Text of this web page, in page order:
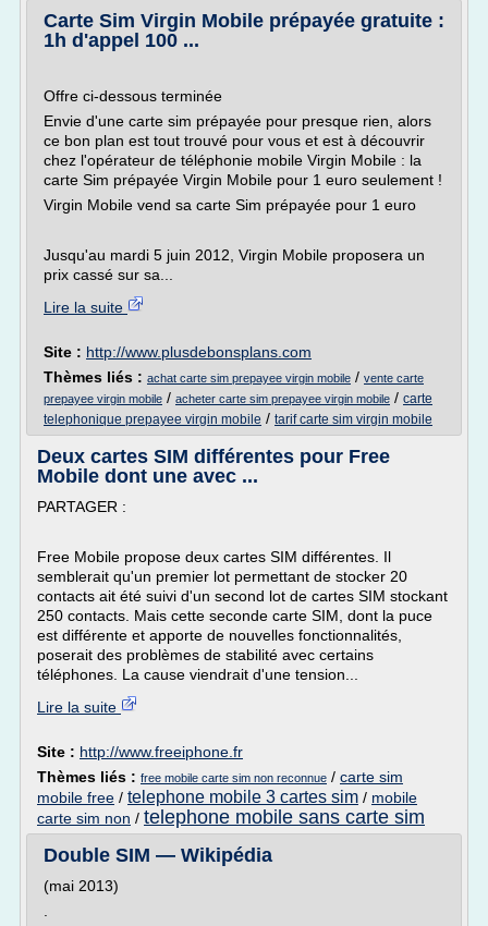
Carte Sim Virgin Mobile prépayée gratuite :
1h d'appel 100 ...
Offre ci-dessous terminée
Envie d'une carte sim prépayée pour presque rien, alors
ce bon plan est tout trouvé pour vous et est à découvrir
chez l'opérateur de téléphonie mobile Virgin Mobile : la
carte Sim prépayée Virgin Mobile pour 1 euro seulement !
Virgin Mobile vend sa carte Sim prépayée pour 1 euro
Jusqu'au mardi 5 juin 2012, Virgin Mobile proposera un
prix cassé sur sa...
Lire la suite
Site : http://www.plusdebonsplans.com
Thèmes liés : achat carte sim prepayee virgin mobile / vente carte
prepayee virgin mobile / acheter carte sim prepayee virgin mobile / carte
telephonique prepayee virgin mobile / tarif carte sim virgin mobile
Deux cartes SIM différentes pour Free
Mobile dont une avec ...
PARTAGER :
Free Mobile propose deux cartes SIM différentes. Il
semblerait qu'un premier lot permettant de stocker 20
contacts ait été suivi d'un second lot de cartes SIM stockant
250 contacts. Mais cette seconde carte SIM, dont la puce
est différente et apporte de nouvelles fonctionnalités,
poserait des problèmes de stabilité avec certains
téléphones. La cause viendrait d'une tension...
Lire la suite
Site : http://www.freeiphone.fr
Thèmes liés : free mobile carte sim non reconnue / carte sim
mobile free / telephone mobile 3 cartes sim / mobile
carte sim non / telephone mobile sans carte sim
Double SIM — Wikipédia
(mai 2013)